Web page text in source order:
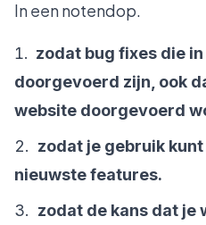
In een notendop.
zodat bug fixes die
doorgevoerd zijn, ook
website doorgevoerd
zodat je gebruik
nieuwste features.
zodat de kans dat je